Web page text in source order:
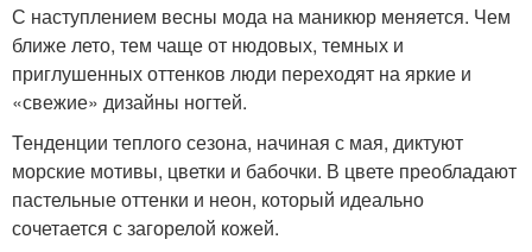
С наступлением весны мода на маникюр меняется. Чем
ближе лето, тем чаще от нюдовых, темных и
приглушенных оттенков люди переходят на яркие и
«свежие» дизайны ногтей.
Тенденции теплого сезона, начиная с мая, диктуют
морские мотивы, цветки и бабочки. В цвете преобладают
пастельные оттенки и неон, который идеально
сочетается с загорелой кожей.